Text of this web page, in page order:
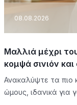
08.08.2026
Μαλλιά μέχρι
κομψά σινιόν
Ανακαλύψτε τα πιο
ώμους, ιδανικά για